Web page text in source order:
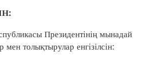
Президентінің мынадай
мен толықтырулар енгізілсін: